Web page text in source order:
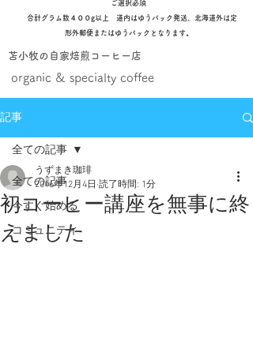
ご選択必須
合計グラム数４００g以上 道内はゆうパック発送、北海道外は定
形外郵便またはゆうパックとなります 。
苫小牧の自家焙煎コーヒー店
organic & specialty coffee
記事
全ての記事
今すぐ始める
コミュニティ
全ての記事
初コーヒー講座を無事に終
えました
うずまき珈琲
2016年12月4日 読了時間: 1分